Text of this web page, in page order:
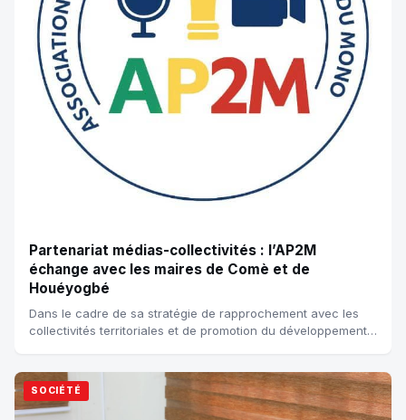
Partenariat médias-collectivités : l’AP2M
échange avec les maires de Comè et de
Houéyogbé
Dans le cadre de sa stratégie de rapprochement avec les
collectivités territoriales et de promotion du développement
SOCIÉTÉ